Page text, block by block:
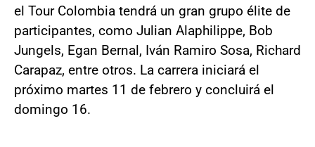
el Tour Colombia tendrá un gran grupo élite de
participantes, como Julian Alaphilippe, Bob
Jungels, Egan Bernal, Iván Ramiro Sosa, Richard
Carapaz, entre otros. La carrera iniciará el
próximo martes 11 de febrero y concluirá el
domingo 16.